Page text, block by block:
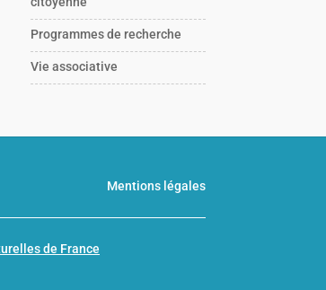
Programmes de recherche
Vie associative
Mentions légales
de France